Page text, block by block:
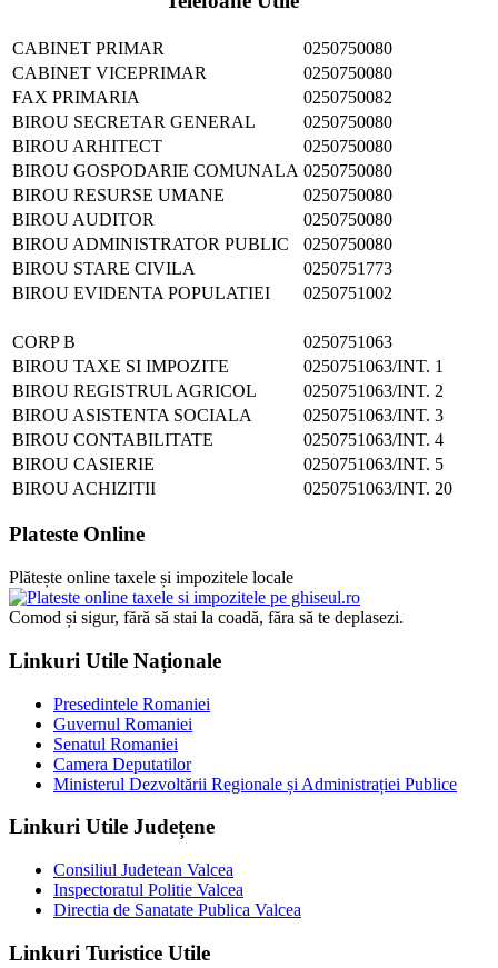
CABINET PRIMAR
0250750080
CABINET VICEPRIMAR
0250750080
FAX PRIMARIA
0250750082
BIROU SECRETAR GENERAL
0250750080
BIROU ARHITECT
0250750080
BIROU GOSPODARIE COMUNALA 0250750080
BIROU RESURSE UMANE
0250750080
BIROU AUDITOR
0250750080
BIROU ADMINISTRATOR PUBLIC
0250750080
BIROU STARE CIVILA
0250751773
BIROU EVIDENTA POPULATIEI
0250751002
CORP B
0250751063
BIROU TAXE SI IMPOZITE
0250751063/INT. 1
BIROU REGISTRUL AGRICOL
0250751063/INT. 2
BIROU ASISTENTA SOCIALA
0250751063/INT. 3
BIROU CONTABILITATE
0250751063/INT. 4
BIROU CASIERIE
0250751063/INT. 5
BIROU ACHIZITII
0250751063/INT. 20
Plateste Online
Plătește online taxele și impozitele locale
Comod și sigur, fără să stai la coadă, făra să te deplasezi.
Linkuri Utile Naționale
Presedintele Romaniei
Guvernul Romaniei
Senatul Romaniei
Camera Deputatilor
Ministerul Dezvoltării Regionale și Administrației Publice
Linkuri Utile Județene
Consiliul Judetean Valcea
Inspectoratul Politie Valcea
Directia de Sanatate Publica Valcea
Linkuri Turistice Utile